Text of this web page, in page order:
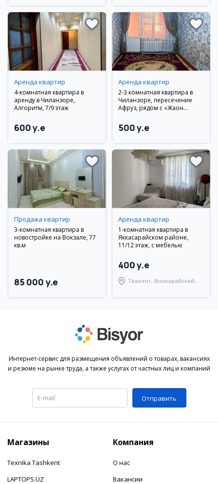
Аренда квартир
4-комнатная квартира в
аренду в Чиланзоре,
Алгоритм, 7/9 этаж
600 y.e
Аренда квартир
2-3 комнатная квартира в
Чиланзоре, пересечение
Афруз, рядом с «Жаҳон
500 y.e
Продажа квартир
3-комнатная квартира в
новостройке на Вокзале, 77
кв.м
85 000 y.e
Аренда квартир
1-комнатная квартира в
Яккасарайском районе,
11/12 этаж, с мебелью
400 y.e
Ташкент, Яккасарайский
Интернет-сервис для размещения объявлений о товарах, вакансиях
и резюме на рынке труда, а также услугах от частных лиц и компаний
Отправить
Магазины
Texnika Tashkent
LAPTOPS.UZ
Компания
О нас
Вакансии